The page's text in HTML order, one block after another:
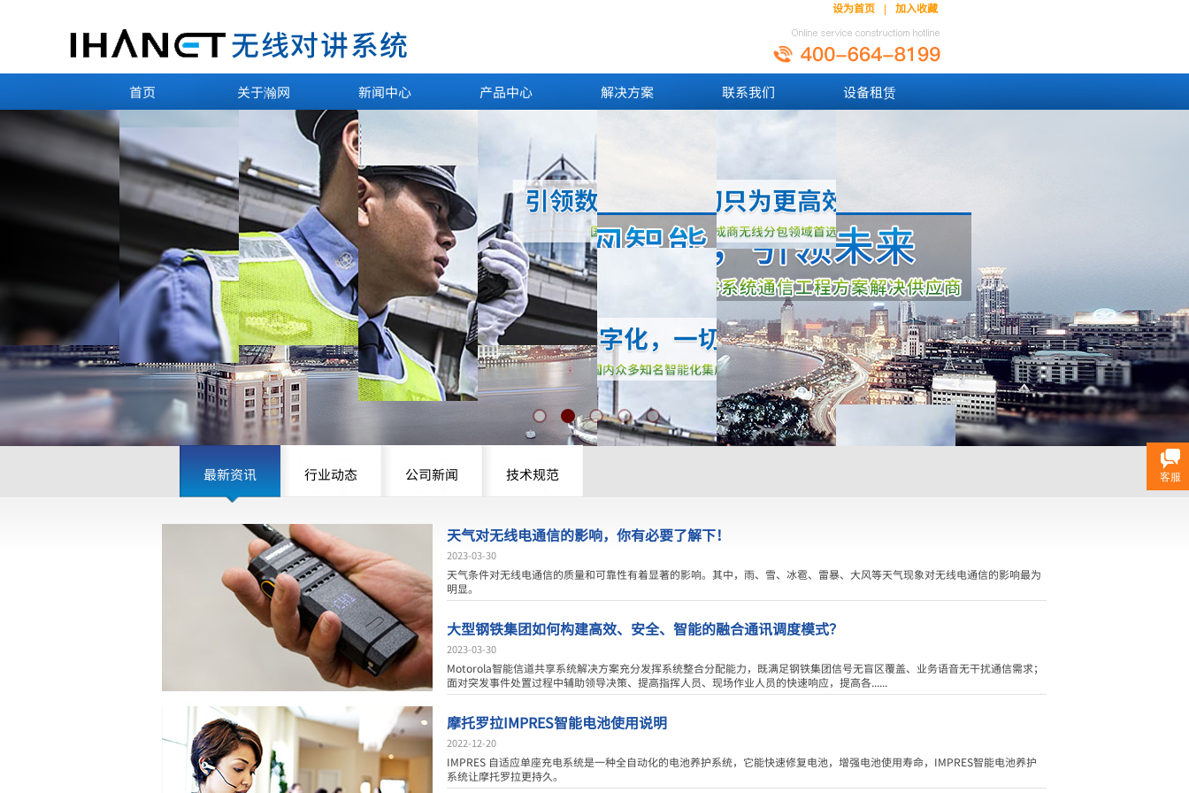
设为首页 加入收藏
首页 关于瀚网 新闻中心 产品中心 解决方案 联系我们 设备租赁
最新资讯 行业动态 公司新闻 技术规范
天气对无线电通信的影响，你有必要了解下！
2023-03-30
天气条件对无线电通信的质量和可靠性有着显著的影响。其中，雨、雪、冰雹、雷暴、大风等天气现象对无线电通信的影响最为
明显。
大型钢铁集团如何构建高效、安全、智能的融合通讯调度模式？
2023-03-30
Motorola智能信道共享系统解决方案充分发挥系统整合分配能力，既满足钢铁集团信号无盲区覆盖、业务语音无干扰通信需求；
面对突发事件处置过程中辅助领导决策、提高指挥人员、现场作业人员的快速响应，提高各......
摩托罗拉IMPRES智能电池使用说明
2022-12-20
IMPRES 自适应单座充电系统是一种全自动化的电池养护系统，它能快速修复电池，增强电池使用寿命，IMPRES智能电池养护
系统让摩托罗拉更持久。
客服